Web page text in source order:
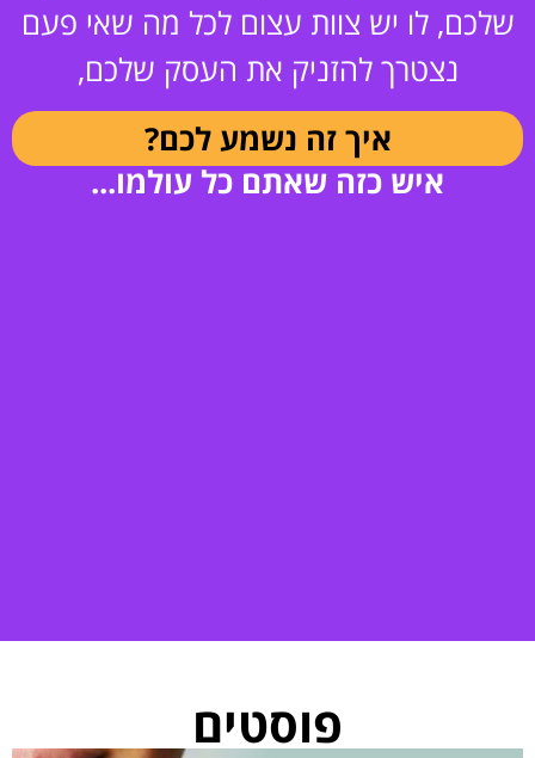
שלכם, לו יש צוות עצום לכל מה שאי פעם
נצטרך להזניק את העסק שלכם,
איך זה נשמע לכם?
איש כזה שאתם כל עולמו...
פוסטים